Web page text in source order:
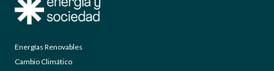
Energías Renovables
Cambio Climático